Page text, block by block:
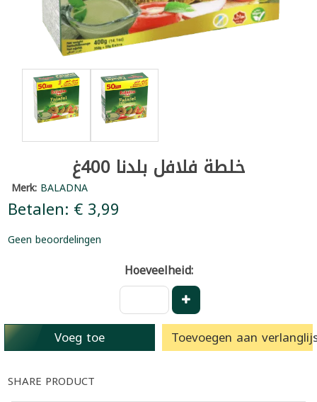
خلطة فلافل بلدنا 400غ
Merk: BALADNA
Betalen: € 3,99
Geen beoordelingen
Hoeveelheid:
Voeg toe Toevoegen aan
SHARE PRODUCT